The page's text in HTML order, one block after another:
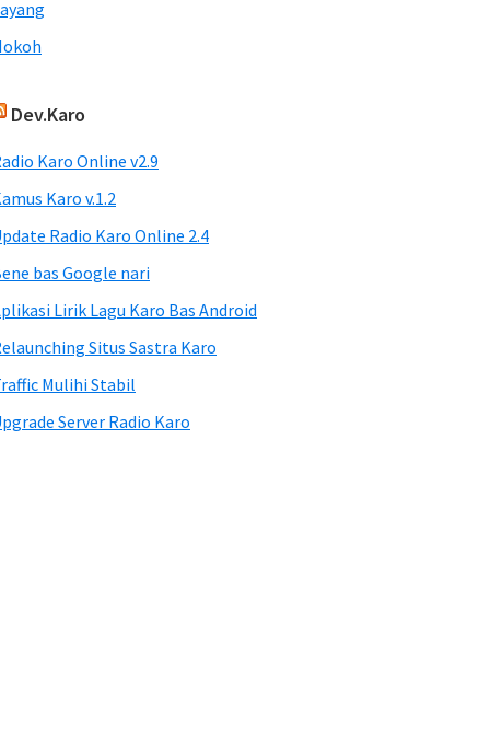
Dev.Karo
Karo Online v2.9
Karo v.1.2
Radio Karo Online 2.4
bas Google nari
Lirik Lagu Karo Bas Android
Situs Sastra Karo
Mulihi Stabil
Server Radio Karo